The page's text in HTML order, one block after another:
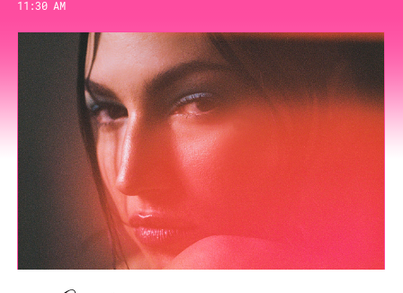
11:30 AM